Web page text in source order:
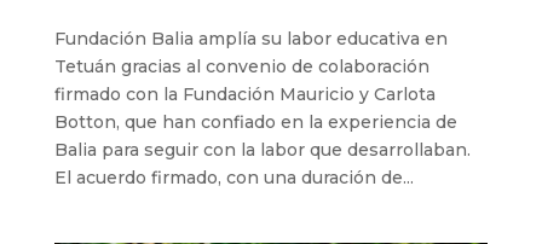
Fundación Balia amplía su labor educativa en
Tetuán gracias al convenio de colaboración
firmado con la Fundación Mauricio y Carlota
Botton, que han confiado en la experiencia de
Balia para seguir con la labor que desarrollaban.
El acuerdo firmado, con una duración de...